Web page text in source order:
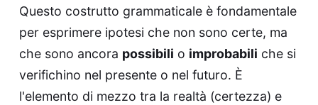
Questo costrutto grammaticale è fondamentale
per esprimere ipotesi che non sono certe, ma
che sono ancora possibili o improbabili che si
verifichino nel presente o nel futuro. È
l'elemento di mezzo tra la realtà (certezza) e